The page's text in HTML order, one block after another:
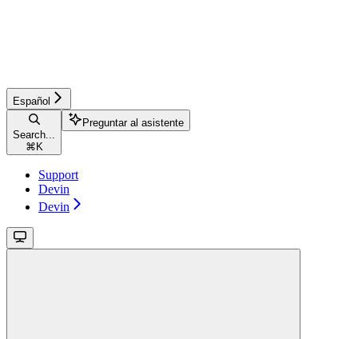
Español
Search...
⌘ K
Preguntar al asistente
Support
Devin
Devin